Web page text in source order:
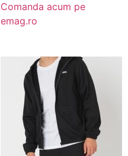
Comanda acum pe
emag.ro